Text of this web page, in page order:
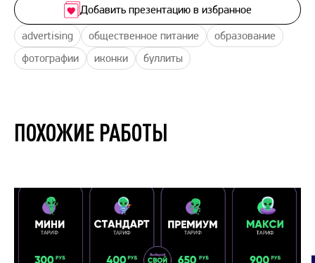
advertising общественное питание
образование
фотографии
иконки буллиты
Добавить презентацию в избранное
ПОХОЖИЕ РАБОТЫ